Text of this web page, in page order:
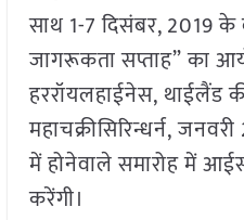
साथ 1-7 दिसंबर, 2019 के
जागरूकता सप्ताह” का
हररॉयलहाईनेस, थाईलैंड
महाचक्रीसिरिन्धर्न,
में होनेवाले समारोह में
करेंगी।